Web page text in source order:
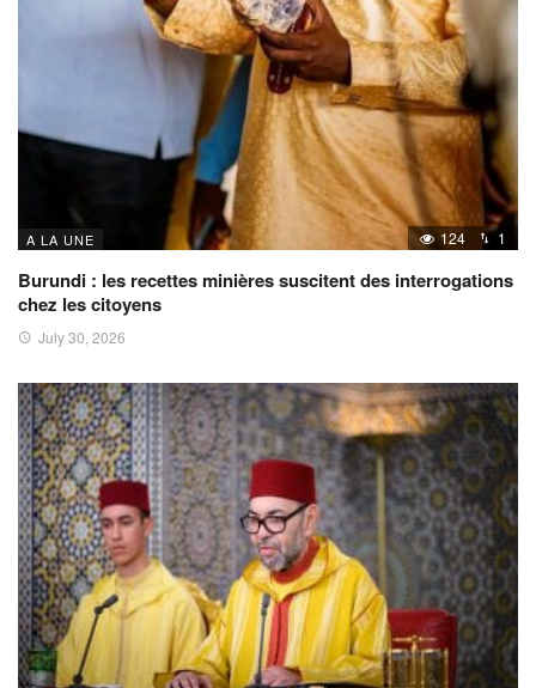
A LA UNE 124 1
Burundi : les recettes minières suscitent des interrogations
chez les citoyens
July 30, 2026